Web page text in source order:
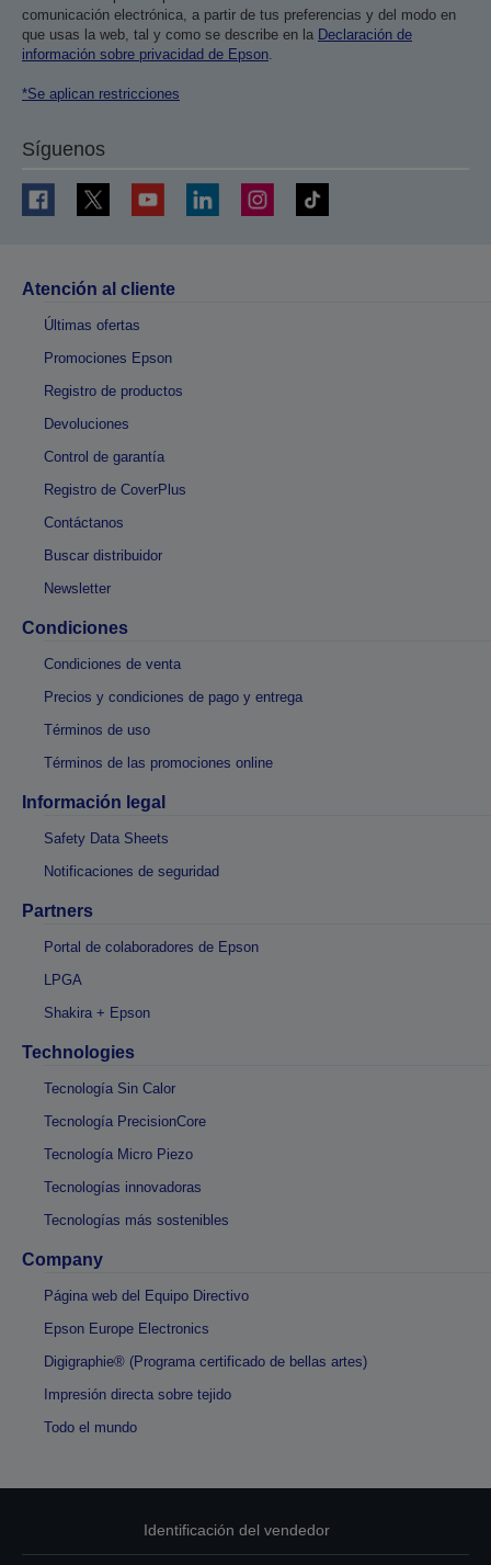
comunicación electrónica, a partir de tus preferencias y del modo en
que usas la web, tal y como se describe en la Declaración de
información sobre privacidad de Epson.
*Se aplican restricciones
Síguenos
Atención al cliente
Últimas ofertas
Promociones Epson
Registro de productos
Devoluciones
Control de garantía
Registro de CoverPlus
Contáctanos
Buscar distribuidor
Newsletter
Condiciones
Condiciones de venta
Precios y condiciones de pago y entrega
Términos de uso
Términos de las promociones online
Información legal
Safety Data Sheets
Notificaciones de seguridad
Partners
Portal de colaboradores de Epson
LPGA
Shakira + Epson
Technologies
Tecnología Sin Calor
Tecnología PrecisionCore
Tecnología Micro Piezo
Tecnologías innovadoras
Tecnologías más sostenibles
Company
Página web del Equipo Directivo
Epson Europe Electronics
Digigraphie® (Programa certificado de bellas artes)
Impresión directa sobre tejido
Todo el mundo
Identificación del vendedor